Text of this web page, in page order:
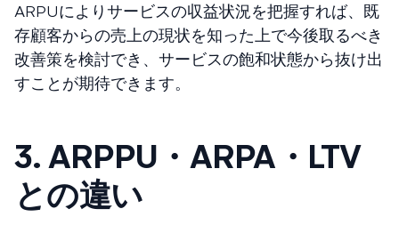
ARPUによりサービスの収益状況を把握すれば、既
存顧客からの売上の現状を知った上で今後取るべき
改善策を検討でき、サービスの飽和状態から抜け出
すことが期待できます。
3. ARPPU・ARPA・LTV
との違い